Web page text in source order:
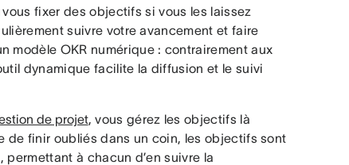
fixer des objectifs si vous les laissez
suivre votre avancement et faire
modèle OKR numérique : contrairement aux
dynamique facilite la diffusion et le suivi
de projet, vous gérez les objectifs là
de finir oubliés dans un coin, les objectifs sont
à chacun d’en suivre la